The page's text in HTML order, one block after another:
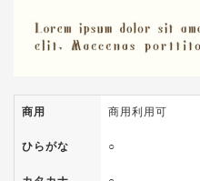
商用 商用利用可
ひらがな ○